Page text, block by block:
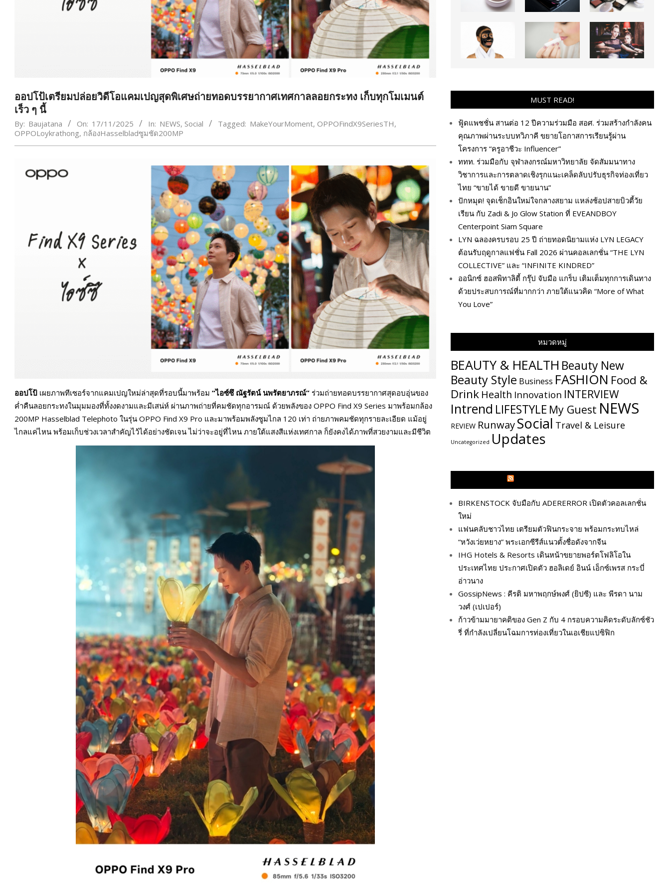
ออปโป้เตรียมปล่อยวิดีโอแคมเปญสุดพิเศษถ่ายทอดบรรยากาศเทศกาลลอยกระทง เก็บทุกโมเมนต์
เร็ว ๆ นี้
By: Baujatana On: 17/11/2025 In: NEWS, Social Tagged: MakeYourMoment, OPPOFindX9SeriesTH,
OPPOLoykrathong, กล้องHasselbladซูมชัด200MP
ออปโป้ เผยภาพทีเซอร์จากแคมเปญใหม่ล่าสุดที่รอบนี้มาพร้อม “ไอซ์ซึ ณัฐรัตน์ นพรัตยาภรณ์” ร่วมถ่ายทอดบรรยากาศสุดอบอุ่นของ
ค่ำคืนลอยกระทงในมุมมองที่ทั้งงดงามและมีเสน่ห์ ผ่านภาพถ่ายที่คมชัดทุกอารมณ์ ด้วยพลังของ OPPO Find X9 Series มาพร้อมกล้อง
200MP Hasselblad Telephoto ในรุ่น OPPO Find X9 Pro และมาพร้อมพลังซูมไกล 120 เท่า ถ่ายภาพคมชัดทุกรายละเอียด แม้อยู่
ไกลแค่ไหน พร้อมเก็บช่วงเวลาสำคัญไว้ได้อย่างชัดเจน ไม่ว่าจะอยู่ที่ไหน ภายใต้แสงสีแห่งเทศกาล ก็ยังคงได้ภาพที่สวยงามและมีชีวิต
MUST READ!
ฟู้ดแพชชั่น สานต่อ 12 ปีความร่วมมือ สอศ. ร่วมสร้างกำลังคน
คุณภาพผ่านระบบทวิภาคี ขยายโอกาสการเรียนรู้ผ่าน
โครงการ “ครูอาชีวะ Influencer”
ททท. ร่วมมือกับ จุฬาลงกรณ์มหาวิทยาลัย จัดสัมมนาทาง
วิชาการและการตลาดเชิงรุกแนะเคล็ดลับปรับธุรกิจท่องเที่ยว
ไทย “ขายได้ ขายดี ขายนาน”
ปักหมุด! จุดเช็กอินใหม่ใจกลางสยาม แหล่งช้อปสายบิวตี้วัย
เรียน กับ Zadi & Jo Glow Station ที่ EVEANDBOY
Centerpoint Siam Square
LYN ฉลองครบรอบ 25 ปี ถ่ายทอดนิยามแห่ง LYN LEGACY
ต้อนรับฤดูกาลแฟชั่น Fall 2026 ผ่านคอลเลกชั่น “THE LYN
COLLECTIVE” และ “INFINITE KINDRED”
ออนิกซ์ ฮอสพิทาลิตี้ กรุ๊ป จับมือ แกร็บ เติมเต็มทุกการเดินทาง
ด้วยประสบการณ์ที่มากกว่า ภายใต้แนวคิด “More of What
You Love”
หมวดหมู่
BEAUTY & HEALTH Beauty New
Beauty Style Business FASHION Food &
Drink Health Innovation INTERVIEW
Intrend LIFESTYLE My​ Guest NEWS
REVIEW RunwaySocial Travel & Leisure
Uncategorized Updates
BIRKENSTOCK จับมือกับ ADERERROR เปิดตัวคอลเลกชั่น
ใหม่
แฟนคลับชาวไทย เตรียมตัวฟินกระจาย พร้อมกระทบไหล่
“หวังเว่ยหยาง” พระเอกซีรีส์แนวตั้งชื่อดังจากจีน
IHG Hotels & Resorts เดินหน้าขยายพอร์ตโฟลิโอใน
ประเทศไทย ประกาศเปิดตัว ฮอลิเดย์ อินน์ เอ็กซ์เพรส กระบี่
อ่าวนาง
GossipNews : คีรติ มหาพฤกษ์พงศ์ (ยิปซี) และ พีรดา นาม
วงศ์ (เปเปอร์)
ก้าวข้ามมายาคติของ Gen Z กับ 4 กรอบความคิดระดับลักซ์ชัว
รี่ ที่กำลังเปลี่ยนโฉมการท่องเที่ยวในเอเชียแปซิฟิก